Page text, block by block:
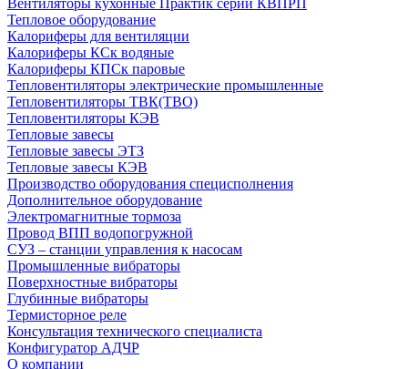
Вентиляторы кухонные Практик серии КВПРП
Тепловое оборудование
Калориферы для вентиляции
Калориферы КСк водяные
Калориферы КПСк паровые
Тепловентиляторы электрические промышленные
Тепловентиляторы ТВК(ТВО)
Тепловентиляторы КЭВ
Тепловые завесы
Тепловые завесы ЭТЗ
Тепловые завесы КЭВ
Производство оборудования специсполнения
Дополнительное оборудование
Электромагнитные тормоза
Провод ВПП водопогружной
СУЗ – станции управления к насосам
Промышленные вибраторы
Поверхностные вибраторы
Глубинные вибраторы
Термисторное реле
Консультация технического специалиста
Конфигуратор АДЧР
О компании